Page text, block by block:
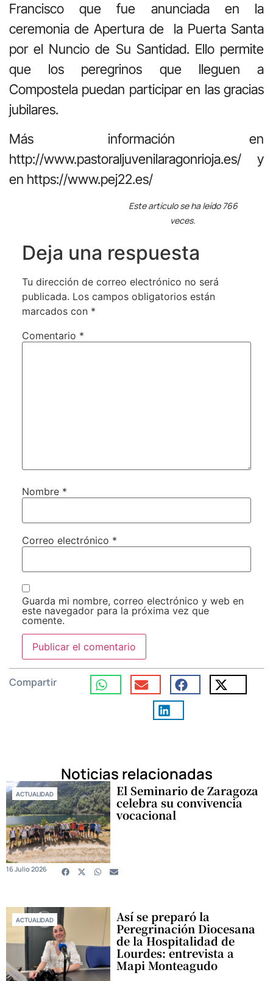
Francisco que fue anunciada en la
ceremonia de Apertura de la Puerta Santa
por el Nuncio de Su Santidad. Ello permite
que los peregrinos que lleguen a
Compostela puedan participar en las gracias
jubilares.
Más información en
http://www.pastoraljuvenilaragonrioja.es/ y
en https://www.pej22.es/
Este artículo se ha leído 766
veces.
Deja una respuesta
Tu dirección de correo electrónico no será
publicada. Los campos obligatorios están
marcados con *
Comentario *
Nombre *
Correo electrónico *
Guarda mi nombre, correo electrónico y web en
este navegador para la próxima vez que
comente.
Compartir
Noticias relacionadas
ACTUALIDAD El Seminario de Zaragoza
celebra su convivencia
vocacional
16 Julio 2026
ACTUALIDAD Así se preparó la
Peregrinación Diocesana
de la Hospitalidad de
Lourdes: entrevista a
Mapi Monteagudo